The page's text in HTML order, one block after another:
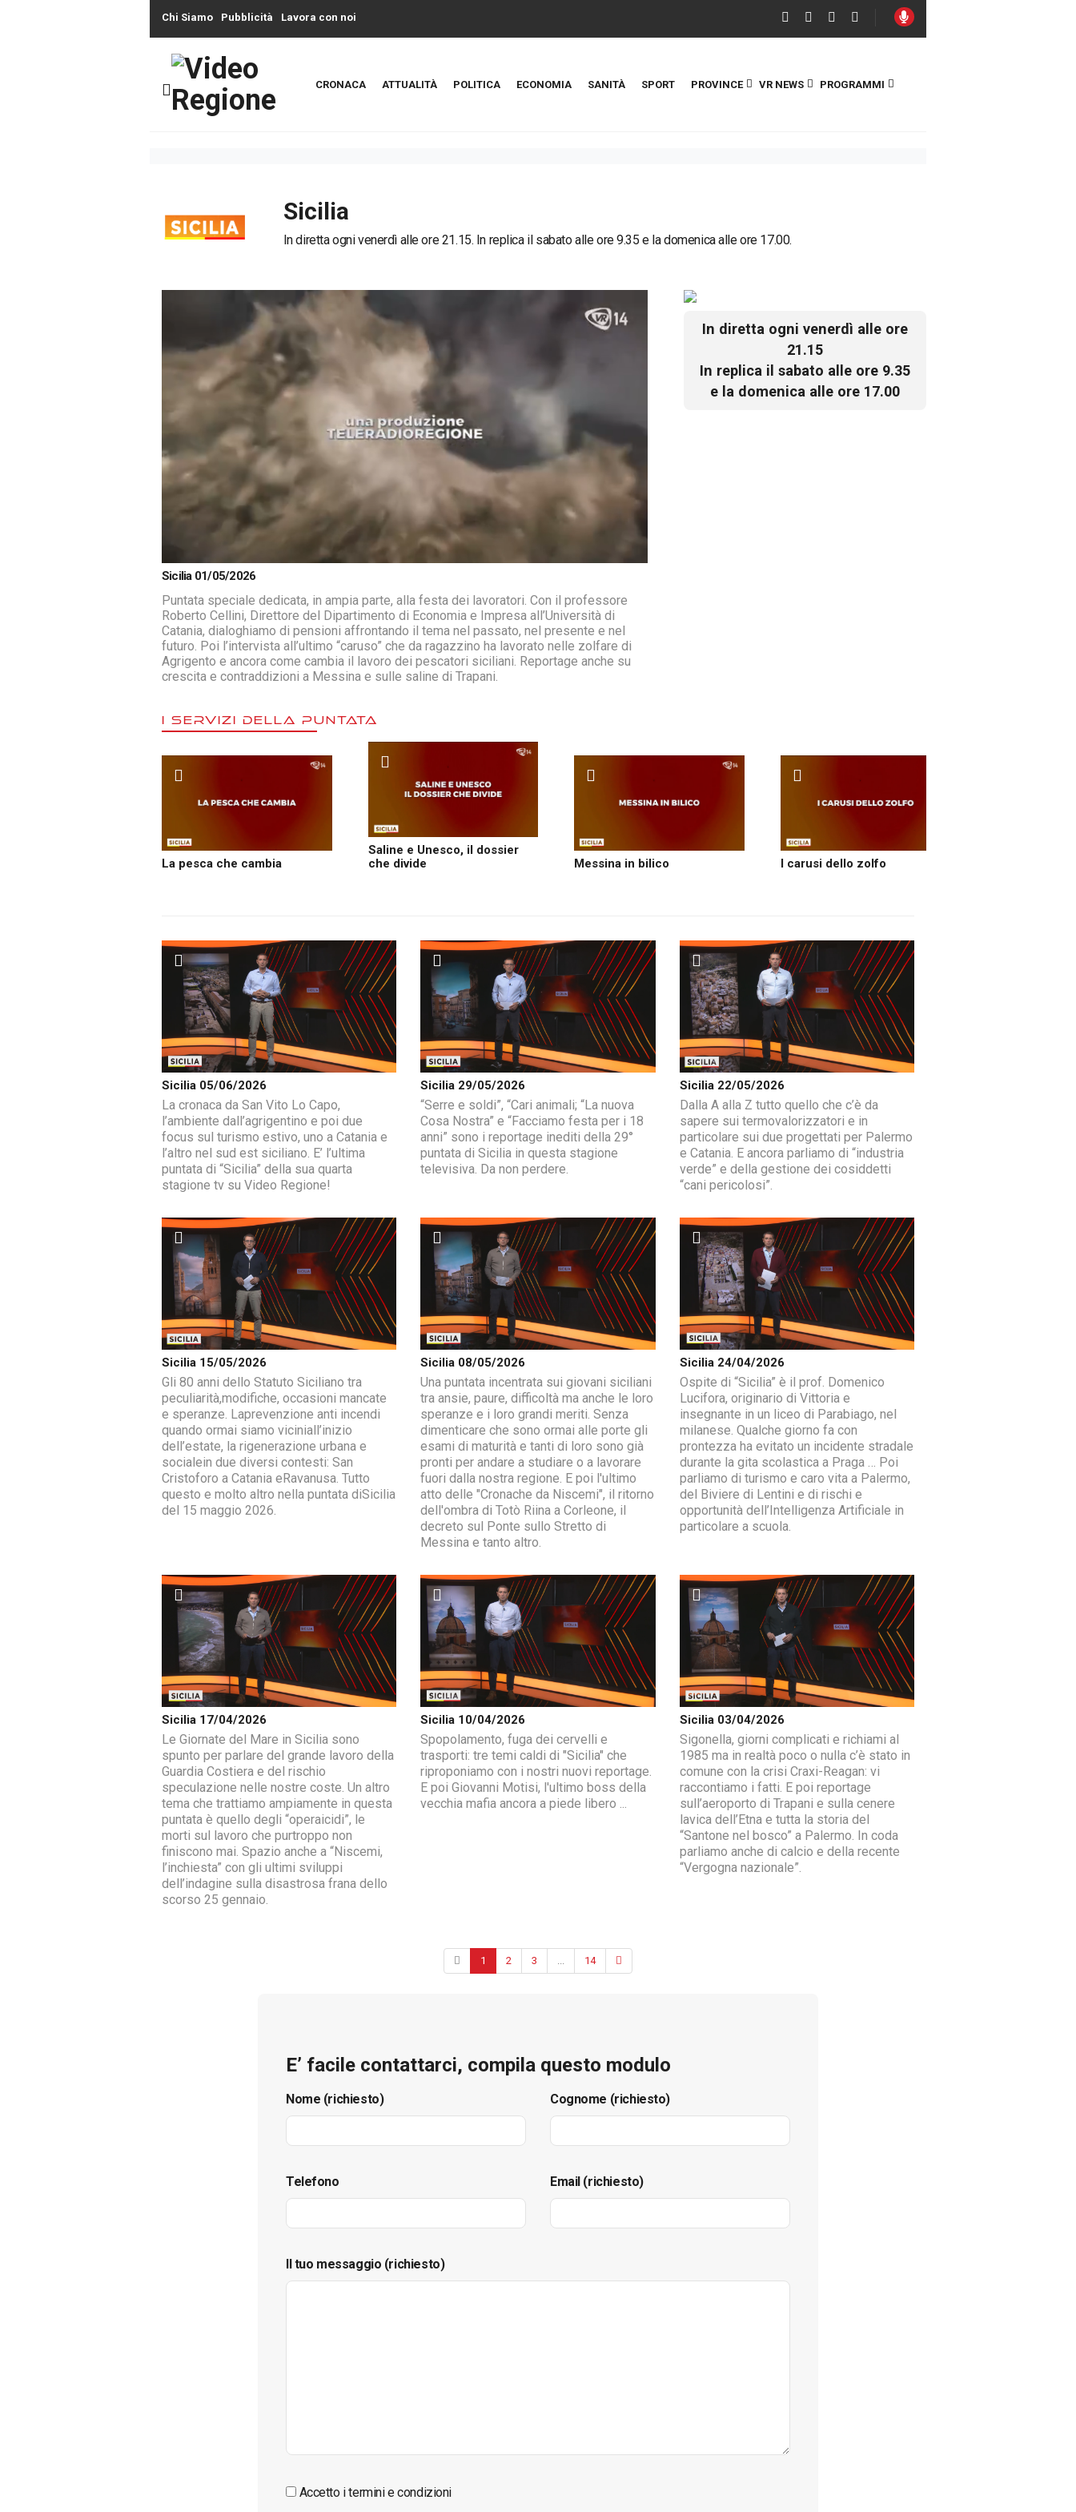
Chi Siamo Pubblicità Lavora con noi
CRONACA ATTUALITÀ POLITICA ECONOMIA SANITÀ SPORT PROVINCE VR NEWS PROGRAMMI
Sicilia
In diretta ogni venerdì alle ore 21.15. In replica il sabato alle ore 9.35 e la domenica alle ore 17.00.
1.20%
Sicilia 01/05/2026
Puntata speciale dedicata, in ampia parte, alla festa dei lavoratori. Con il professore
Roberto Cellini, Direttore del Dipartimento di Economia e Impresa all’Università di
Catania, dialoghiamo di pensioni affrontando il tema nel passato, nel presente e nel
futuro. Poi l’intervista all’ultimo “caruso” che da ragazzino ha lavorato nelle zolfare di
Agrigento e ancora come cambia il lavoro dei pescatori siciliani. Reportage anche su
crescita e contraddizioni a Messina e sulle saline di Trapani.
In diretta ogni venerdì alle ore
21.15
In replica il sabato alle ore 9.35
e la domenica alle ore 17.00
I SERVIZI DELLA PUNTATA
La pesca che cambia
Saline e Unesco, il dossier
che divide
Messina in bilico I carusi dello zolfo
Sicilia 05/06/2026
La cronaca da San Vito Lo Capo,
l’ambiente dall’agrigentino e poi due
focus sul turismo estivo, uno a Catania e
l’altro nel sud est siciliano. E’ l’ultima
puntata di “Sicilia” della sua quarta
stagione tv su Video Regione!
Sicilia 29/05/2026
“Serre e soldi”, “Cari animali; “La nuova
Cosa Nostra” e “Facciamo festa per i 18
anni” sono i reportage inediti della 29°
puntata di Sicilia in questa stagione
televisiva. Da non perdere.
Sicilia 22/05/2026
Dalla A alla Z tutto quello che c’è da
sapere sui termovalorizzatori e in
particolare sui due progettati per Palermo
e Catania. E ancora parliamo di “industria
verde” e della gestione dei cosiddetti
“cani pericolosi”.
Sicilia 15/05/2026
Gli 80 anni dello Statuto Siciliano tra
peculiarità,modifiche, occasioni mancate
e speranze. Laprevenzione anti incendi
quando ormai siamo viciniall’inizio
dell’estate, la rigenerazione urbana e
socialein due diversi contesti: San
Cristoforo a Catania eRavanusa. Tutto
questo e molto altro nella puntata diSicilia
del 15 maggio 2026.
Sicilia 08/05/2026
Una puntata incentrata sui giovani siciliani
tra ansie, paure, difficoltà ma anche le loro
speranze e i loro grandi meriti. Senza
dimenticare che sono ormai alle porte gli
esami di maturità e tanti di loro sono già
pronti per andare a studiare o a lavorare
fuori dalla nostra regione. E poi l'ultimo
atto delle "Cronache da Niscemi", il ritorno
dell'ombra di Totò Riina a Corleone, il
decreto sul Ponte sullo Stretto di
Messina e tanto altro.
Sicilia 24/04/2026
Ospite di “Sicilia” è il prof. Domenico
Lucifora, originario di Vittoria e
insegnante in un liceo di Parabiago, nel
milanese. Qualche giorno fa con
prontezza ha evitato un incidente stradale
durante la gita scolastica a Praga … Poi
parliamo di turismo e caro vita a Palermo,
del Biviere di Lentini e di rischi e
opportunità dell’Intelligenza Artificiale in
particolare a scuola.
Sicilia 17/04/2026
Le Giornate del Mare in Sicilia sono
spunto per parlare del grande lavoro della
Guardia Costiera e del rischio
speculazione nelle nostre coste. Un altro
tema che trattiamo ampiamente in questa
puntata è quello degli “operaicidi”, le
morti sul lavoro che purtroppo non
finiscono mai. Spazio anche a “Niscemi,
l’inchiesta” con gli ultimi sviluppi
dell’indagine sulla disastrosa frana dello
scorso 25 gennaio.
Sicilia 10/04/2026
Spopolamento, fuga dei cervelli e
trasporti: tre temi caldi di "Sicilia" che
riproponiamo con i nostri nuovi reportage.
E poi Giovanni Motisi, l'ultimo boss della
vecchia mafia ancora a piede libero ...
Sicilia 03/04/2026
Sigonella, giorni complicati e richiami al
1985 ma in realtà poco o nulla c’è stato in
comune con la crisi Craxi-Reagan: vi
raccontiamo i fatti. E poi reportage
sull’aeroporto di Trapani e sulla cenere
lavica dell’Etna e tutta la storia del
“Santone nel bosco” a Palermo. In coda
parliamo anche di calcio e della recente
“Vergogna nazionale”.
1 2 3 ... 14
E’ facile contattarci, compila questo modulo
Nome (richiesto) Cognome (richiesto)
Telefono Email (richiesto)
Il tuo messaggio (richiesto)
Accetto i termini e condizioni